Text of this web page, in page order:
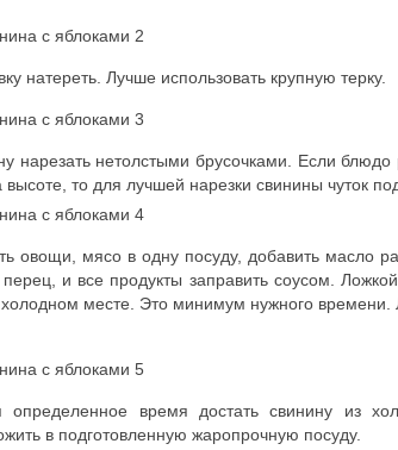
натереть. Лучше использовать крупную терку.
нарезать нетолстыми брусочками. Если
то для лучшей нарезки свинины чуток
овощи, мясо в одну посуду, добавить масло
перец, и все продукты заправить соусом.
холодном месте. Это минимум нужного времени.
определенное время достать свинину из
в подготовленную жаропрочную посуду.